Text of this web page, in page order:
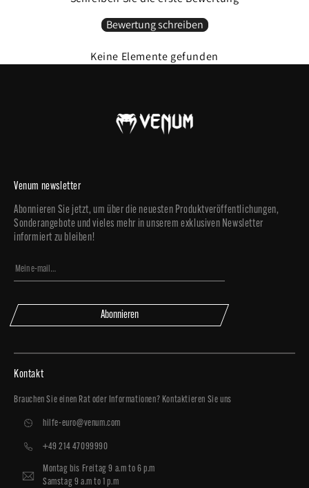
Bewertung schreiben
Keine Elemente gefunden
Venum newsletter
Abonnieren Sie jetzt, um über die neuesten Produktveröffentlichungen,
Sonderangebote und vieles mehr in unserem exklusiven Newsletter
informiert zu bleiben!
Abonnieren
Kontakt
Brauchen Sie einen Rat oder Informationen? Kontaktieren Sie uns
hilfe-euro@venum.com
+49 214 47099990
Montag bis Freitag 9 a.m to 6 p.m
Samstag 9 a.m to 1 p.m